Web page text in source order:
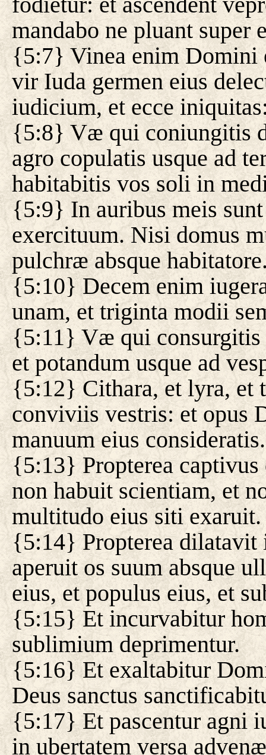
mandabo ne pluant super
{5:7} Vinea enim Domini
vir Iuda germen eius
iudicium, et ecce
{5:8} Væ qui coniungitis
agro copulatis usque ad
habitabitis vos soli in
{5:9} In auribus meis
exercituum. Nisi domus
pulchræ absque
{5:10} Decem enim
unam, et triginta modii
{5:11} Væ qui consurgitis
et potandum usque ad
{5:12} Cithara, et lyra, et
conviviis vestris: et opus
manuum eius consideratis.
{5:13} Propterea captivus
non habuit scientiam, et
multitudo eius siti exaruit.
{5:14} Propterea dilatavit
aperuit os suum absque
eius, et populus eius, et
{5:15} Et incurvabitur
sublimium deprimentur.
{5:16} Et exaltabitur
Deus sanctus
{5:17} Et pascentur agni
in ubertatem versa